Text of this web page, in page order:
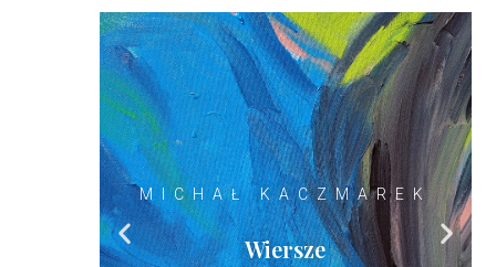
LIDIA AMEJKO
Gabardyna